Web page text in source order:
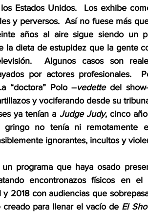
Estados Unidos.  Los exhibe
y perversos.  Así no fuese más
años al aire sigue siendo un
la dieta de estupidez que la gente
Algunos casos son
por actores profesionales.
“doctora” Polo –vedette del
y vociferando desde su
ya tenían a Judge Judy, cinco
gringo no tenía ni remotamente
ignorantes, incultos y
que haya osado
encontronazos físicos en
y 2018 con audiencias que
creado para llenar el vacío de El